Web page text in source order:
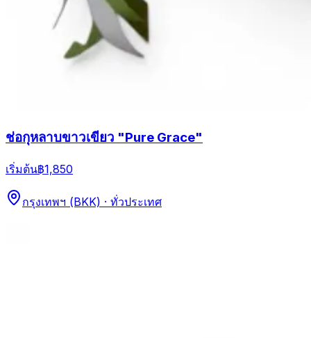
ช่อกุหลาบขาวเขียว "Pure Grace"
เริ่มต้น฿1,850
กรุงเทพฯ (BKK) · ทั่วประเทศ